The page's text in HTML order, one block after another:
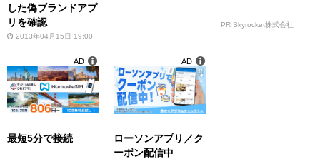
した偽ブランドアプ
リを確認
2013年04月15日 19:00
PR Skyrocket株式会社
最短5分で接続
AD
ローソンアプリ／ク
ーポン配信中
AD